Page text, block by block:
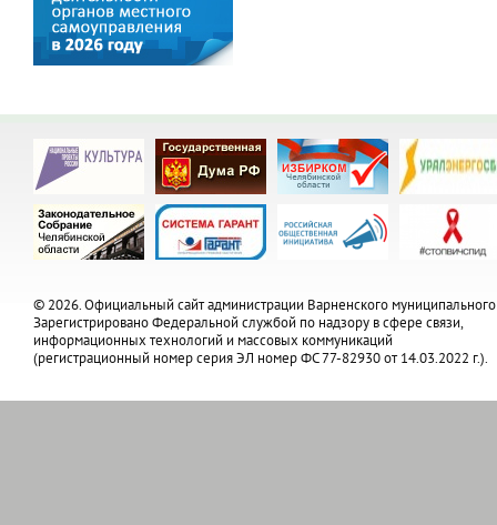
© 2026. Официальный сайт администрации Варненского муниципального
Зарегистрировано Федеральной службой по надзору в сфере связи,
информационных технологий и массовых коммуникаций
(регистрационный номер серия ЭЛ номер ФС 77-82930 от 14.03.2022 г.).